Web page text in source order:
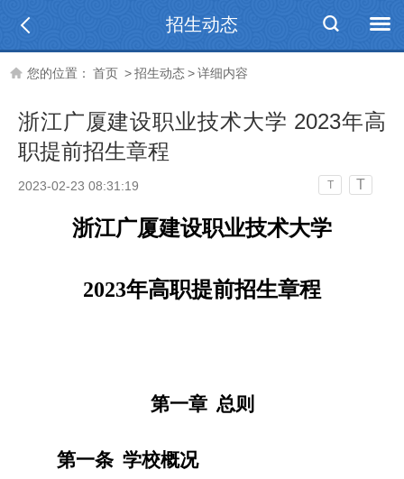
招生动态
您的位置： 首页 >招生动态>详细内容
浙江广厦建设职业技术大学 2023年高
职提前招生章程
2023-02-23 08:31:19 T T
浙江广厦建设职业技术大学
2023年高职提前招生章程
第一章 总则
第一条 学校概况